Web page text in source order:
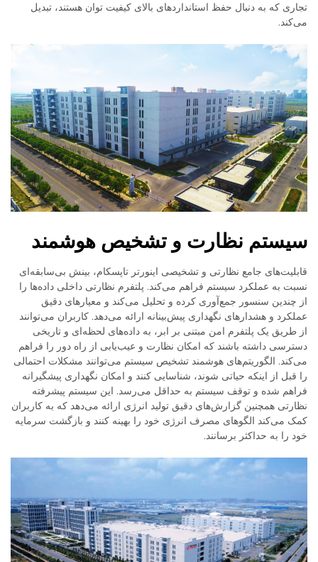
تجاری که به دنبال حفظ استانداردهای بالای کیفیت توان هستند، تبدیل
می‌کند.
سیستم نظارت و تشخیص هوشمند
قابلیت‌های جامع نظارتی و تشخیصی اینورتر تاپسکام، بینش بی‌سابقه‌ای
نسبت به عملکرد سیستم فراهم می‌کند. پلتفرم نظارتی داخلی داده‌ها را
از چندین سنسور جمع‌آوری کرده و تحلیل می‌کند و معیارهای دقیق
عملکرد و هشدارهای نگهداری پیش‌بینانه ارائه می‌دهد. کاربران می‌توانند
از طریق یک پلتفرم امن مبتنی بر ابر، به داده‌های لحظه‌ای و تاریخی
دسترسی داشته باشند که امکان نظارت و عیب‌یابی از راه دور را فراهم
می‌کند. الگوریتم‌های هوشمند تشخیص سیستم می‌توانند مشکلات احتمالی
را قبل از اینکه حیاتی شوند، شناسایی کنند و امکان نگهداری پیشگیرانه
فراهم شده و توقف سیستم به حداقل می‌رسد. این سیستم پیشرفته
نظارتی همچنین گزارش‌های دقیق تولید انرژی ارائه می‌دهد که به کاربران
کمک می‌کند الگوهای مصرف انرژی خود را بهینه کنند و بازگشت سرمایه
خود را به حداکثر برسانند.